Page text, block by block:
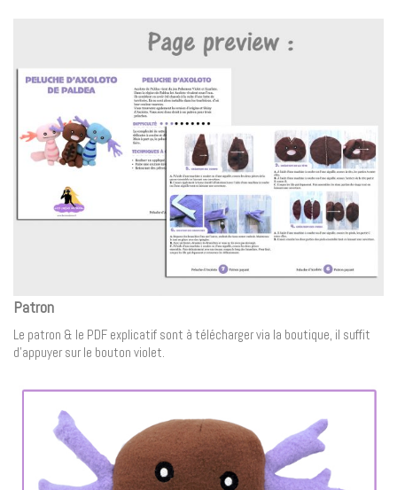
Patron
Le patron & le PDF explicatif sont à télécharger via la boutique, il suffit
d’appuyer sur le bouton violet.